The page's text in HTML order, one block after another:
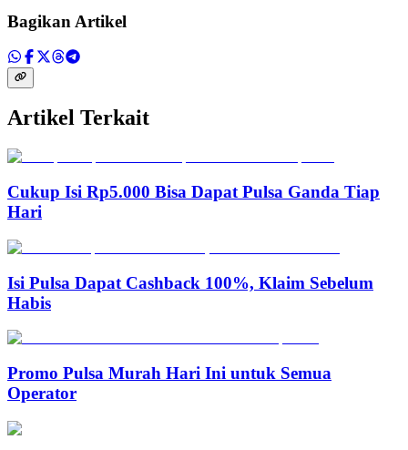
Bagikan Artikel
Artikel Terkait
Cukup Isi Rp5.000 Bisa Dapat Pulsa Ganda Tiap
Hari
Isi Pulsa Dapat Cashback 100%, Klaim Sebelum
Habis
Promo Pulsa Murah Hari Ini untuk Semua
Operator